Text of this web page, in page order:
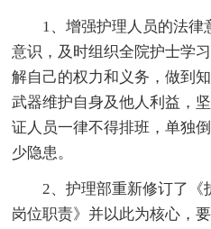
1、增强护理人员的法律
意识，及时组织全院护士学
解自己的权力和义务，做到
武器维护自身及他人利益，
证人员一律不得排班，单独
少隐患。
2、护理部重新修订了《
岗位职责》并以此为核心，